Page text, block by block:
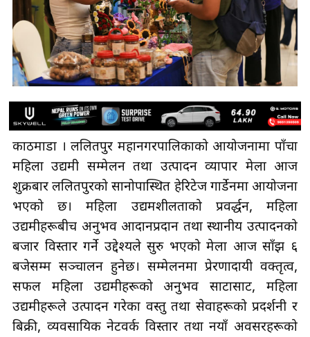
काठमाडौँ । ललितपुर महानगरपालिकाको आयोजनामा पाँचौँ
महिला उद्यमी सम्मेलन तथा उत्पादन व्यापार मेला आज
शुक्रबार ललितपुरको सानोपास्थित हेरिटेज गार्डेनमा आयोजना
भएको छ। महिला उद्यमशीलताको प्रवर्द्धन, महिला
उद्यमीहरूबीच अनुभव आदानप्रदान तथा स्थानीय उत्पादनको
बजार विस्तार गर्ने उद्देश्यले सुरु भएको मेला आज साँझ ६
बजेसम्म सञ्चालन हुनेछ। सम्मेलनमा प्रेरणादायी वक्तृत्व,
सफल महिला उद्यमीहरूको अनुभव साटासाट, महिला
उद्यमीहरूले उत्पादन गरेका वस्तु तथा सेवाहरूको प्रदर्शनी र
बिक्री, व्यवसायिक नेटवर्क विस्तार तथा नयाँ अवसरहरूको